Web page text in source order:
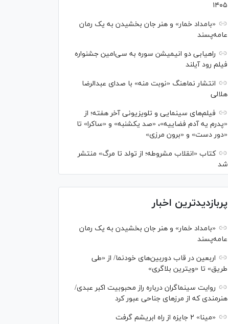
۱۴۰۵
«بامداد خمار» و هنر جان بخشیدن به یک رمان
عامه‌پسند
راهیابی دو انیمیشن سوره به سی‌امین جشنواره
فیلم رود آیلند
انتشار نماهنگ «نوبت منه» با صدای عبدالرضا
هلالی
فیلم‌های سینمایی و تلویزیونی آخر هفته؛ از
«پدرم یه آدم فضاییه»، «صد یکشنبه» و «ساکرا» تا
«دور دست» و «برون مرزی»
کتاب «انقلاب مشروطه؛ از تولد تا مرگ» منتشر
شد
پربازدیدترین اخبار
«بامداد خمار» و هنر جان بخشیدن به یک رمان
عامه‌پسند
اربعین در قاب دوربین‌های خودنما/ از «طی
طریق» تا «ویترین بلاگری»
روایت سینماگران درباره راز محبوبیت اکبر عبدی/
هنرمندی که از مرزهای جناحی عبور کرد
«مینا» ۲ جایزه از راه ابریشم گرفت